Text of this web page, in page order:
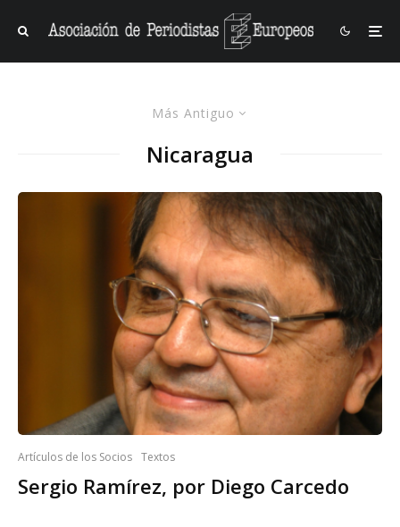
Más Antiguo
Nicaragua
Artículos de los Socios Textos
Sergio Ramírez, por Diego Carcedo